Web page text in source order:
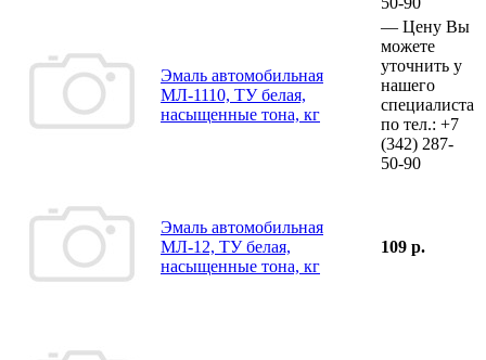
Эмаль автомобильная
МЛ-1110, ТУ белая,
насыщенные тона, кг
— Цену Вы
можете
уточнить у
нашего
специалиста
по тел.: +7
(342) 287-
50-90
Эмаль автомобильная
МЛ-12, ТУ белая,
насыщенные тона, кг
109 р.